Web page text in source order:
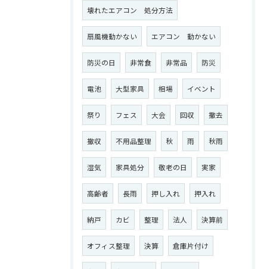
壊れたエアコン 処分方法
扇風機動かない エアコン 動かない
防災の日 非常食 非常品 防災
電池 大型家具 相場 イベント
祭り フェス 大会 回収 撤去
撤収 不用品整理 秋 雨 秋雨
湿気 家具処分 敬老の日 実家
高齢者 長雨 押し入れ 押入れ
納戸 カビ 整理 法人 決算前
オフィス整理 決算 倉庫片付け